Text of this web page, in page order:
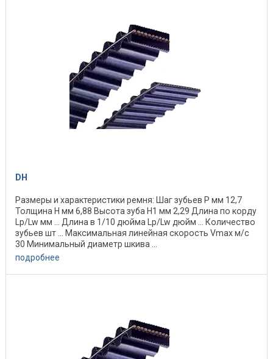
DH
Размеры и характеристики ремня: Шаг зубьев P мм 12,7
Толщина H мм 6,88 Высота зуба H1 мм 2,29 Длина по корду
Lp/Lw мм ... Длина в 1/10 дюйма Lp/Lw дюйм ... Количество
зубьев шт ... Максимальная линейная скорость Vmax м/с
30 Минимальный диаметр шкива ...
подробнее